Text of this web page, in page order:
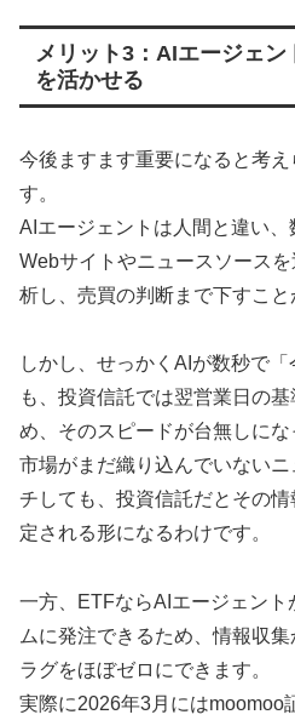
メリット3：AIエージェ
を活かせる
今後ますます重要になると考
す。
AIエージェントは人間と違い
Webサイトやニュースソース
析し、売買の判断まで下すこと
しかし、せっかくAIが数秒で
も、投資信託では翌営業日の
め、そのスピードが台無しにな
市場がまだ織り込んでいない
チしても、投資信託だとその
定される形になるわけです。
一方、ETFならAIエージェント
ムに発注できるため、情報収
ラグをほぼゼロにできます。
実際に2026年3月にはmoomoo